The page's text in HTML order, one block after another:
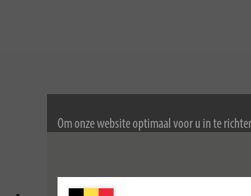
Om onze website optimaal voor u in te